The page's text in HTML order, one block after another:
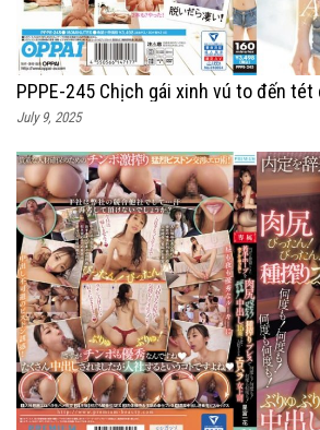
PPPE-245 Chịch gái xinh vú to đến tét
July 9, 2025